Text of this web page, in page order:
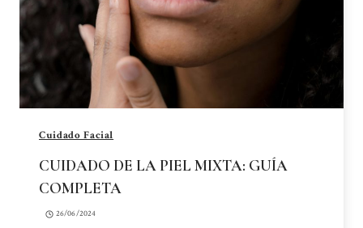
Cuidado Facial
CUIDADO DE LA PIEL MIXTA: GUÍA
COMPLETA
26/06/2024